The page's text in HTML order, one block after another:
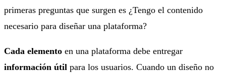
primeras preguntas que surgen es ¿Tengo el contenido
necesario para diseñar una plataforma?
Cada elemento en una plataforma debe entregar
información útil para los usuarios. Cuando un diseño no